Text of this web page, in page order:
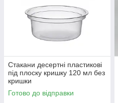
Стакани десертні пластикові
під плоску кришку 120 мл без
кришки
Готово до відправки